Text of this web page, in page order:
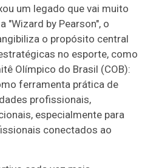
um legado que vai muito
"Wizard by Pearson", o
o propósito central
no esporte, como
Olímpico do Brasil (COB):
ferramenta prática de
profissionais,
especialmente para
conectados ao